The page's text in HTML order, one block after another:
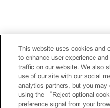
This website uses cookies and
to enhance user experience
traffic on our website. We also
use of our site with our social
analytics partners, but you
using the “Reject optional
preference signal from your